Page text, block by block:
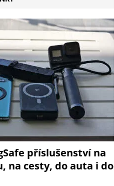
příslušenství na
na cesty, do auta i do